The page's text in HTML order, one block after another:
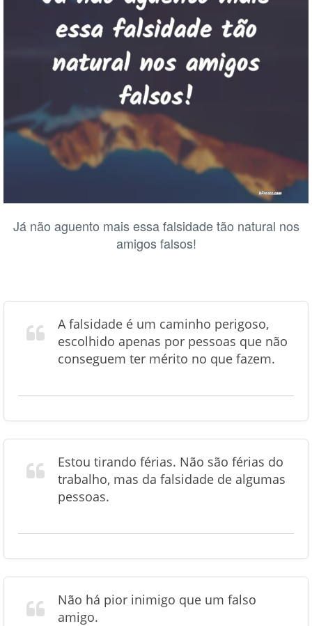
Já não aguento mais essa falsidade tão natural nos
amigos falsos!
A falsidade é um caminho perigoso,
escolhido apenas por pessoas que não
conseguem ter mérito no que fazem.
Estou tirando férias. Não são férias do
trabalho, mas da falsidade de algumas
pessoas.
Não há pior inimigo que um falso
amigo.